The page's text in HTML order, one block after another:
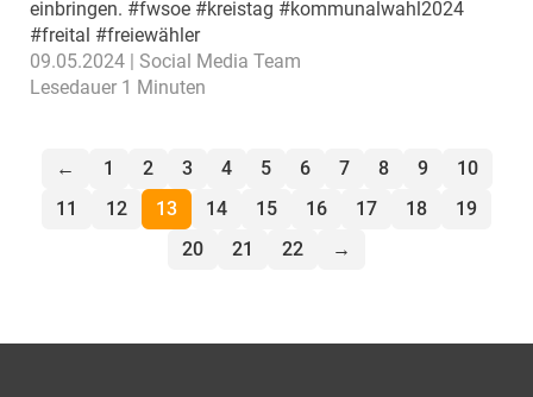
einbringen. #fwsoe #kreistag #kommunalwahl2024
#freital #freiewähler
09.05.2024 | Social Media Team
Lesedauer 1 Minuten
← 1 2 3 4 5 6 7 8 9
10
11
12 13 14 15 16 17 18
19
20
21 22 →